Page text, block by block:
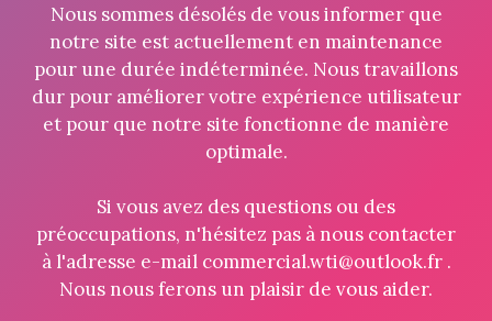
Nous sommes désolés de vous informer que
notre site est actuellement en maintenance
pour une durée indéterminée. Nous travaillons
dur pour améliorer votre expérience utilisateur
et pour que notre site fonctionne de manière
optimale.
Si vous avez des questions ou des
préoccupations, n'hésitez pas à nous contacter
à l'adresse e-mail commercial.wti@outlook.fr .
Nous nous ferons un plaisir de vous aider.